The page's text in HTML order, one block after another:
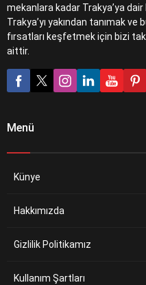
mekanlara kadar Trakya’ya
Trakya’yı yakından tanımak
fırsatları keşfetmek için bizi
aittir.
Menü
Künye
Hakkımızda
Gizlilik Politikamız
Kullanım Şartları